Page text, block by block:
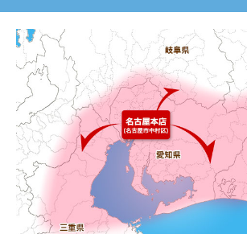
年11月頃（モバイルから）
【このショップを選んだ理由は？】
キッチン混合栓に続いて2回目の利
リーズナブルで、HPの構成から見
いる会社だなと思っていたので再度
期待通りにきちんと対応してもらえ
【注文からどのくらいで届きました
工事日を自分から発注の2週間先に
遅れることもなく予定通りに工事前